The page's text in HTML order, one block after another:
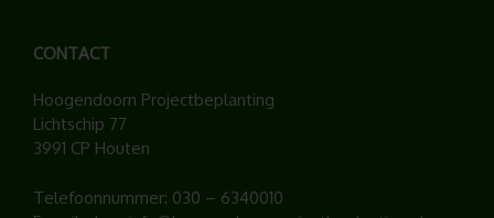
CONTACT
Hoogendoorn Projectbeplanting
Lichtschip 77
3991 CP Houten
Telefoonnummer: 030 – 6340010